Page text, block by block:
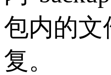
包内的文
复。